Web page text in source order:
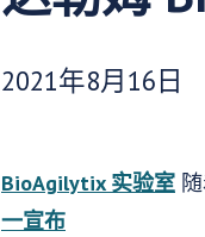
发布日期：
2021年8月16日
BioAgilytix 实验室
一宣布